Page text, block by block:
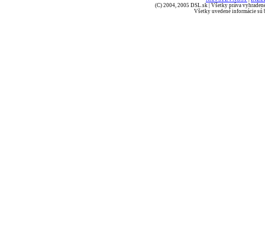
(C) 2004, 2005 DSL.sk | Všetky práva
Všetky uvedené informácie sú